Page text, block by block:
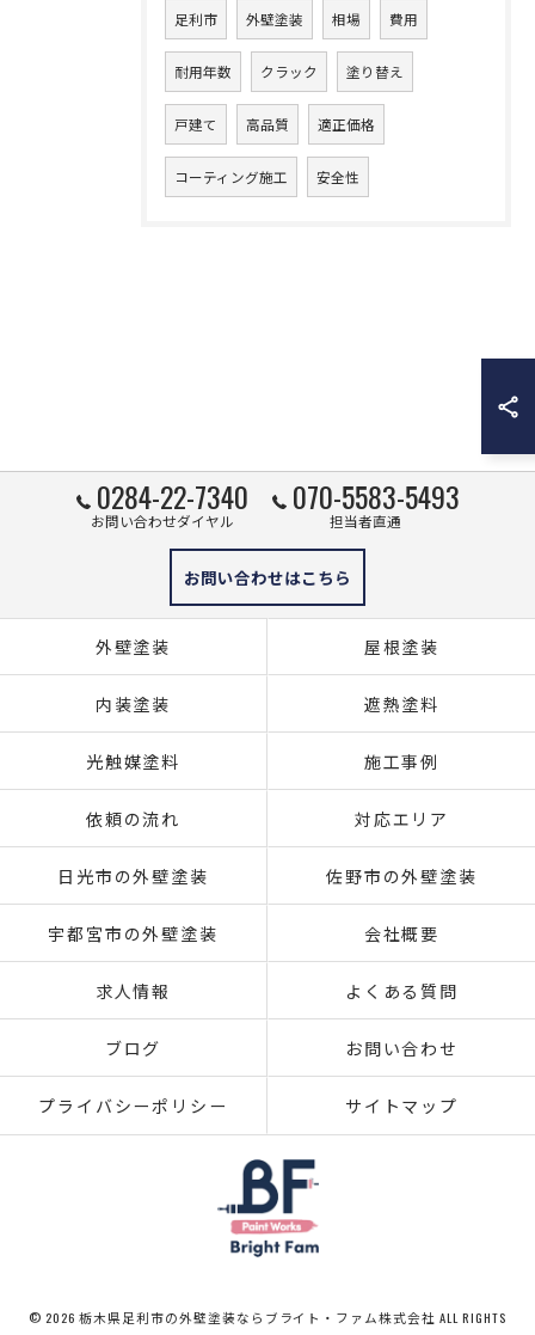
足利市 外壁塗装 相場 費用
耐用年数 クラック 塗り替え
戸建て 高品質 適正価格
コーティング施工 安全性
0284-22-7340
お問い合わせダイヤル
070-5583-5493
担当者直通
お問い合わせはこちら
外壁塗装 屋根塗装
内装塗装 遮熱塗料
光触媒塗料 施工事例
依頼の流れ 対応エリア
日光市の外壁塗装 佐野市の外壁塗装
宇都宮市の外壁塗装 会社概要
求人情報 よくある質問
ブログ お問い合わせ
プライバシーポリシー サイトマップ
© 2026 栃木県足利市の外壁塗装ならブライト・ファム株式会社 ALL RIGHTS